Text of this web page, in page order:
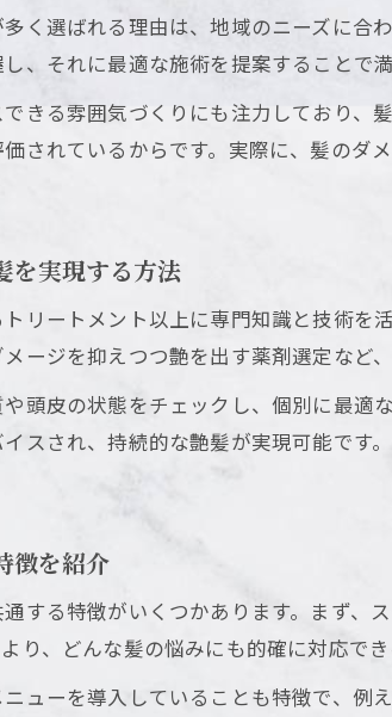
く選ばれる理由は、地域のニーズに合
、それに最適な施術を提案することで満
きる雰囲気づくりにも注力しており
されているからです。実際に、髪の
を実現する方法
リートメント以上に専門知識と技術
ージを抑えつつ艶を出す薬剤選定など
頭皮の状態をチェックし、個別に最
スされ、持続的な艶髪が実現可能で
徴を紹介
する特徴がいくつかあります。まず、
り、どんな髪の悩みにも的確に対応でき
ューを導入していることも特徴で、